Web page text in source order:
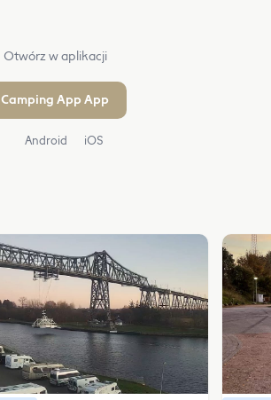
Otwórz w aplikacji
Camping App App
Android iOS